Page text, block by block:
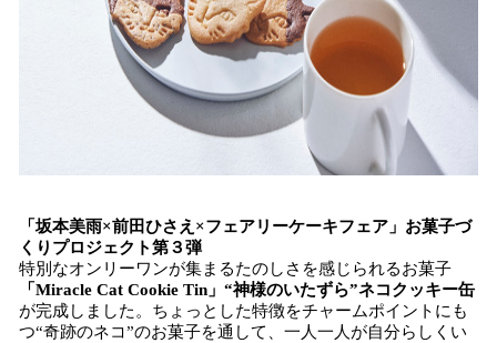
「坂本美雨×前田ひさえ×フェアリーケーキフェア」お菓子づ
くりプロジェクト第３弾
特別なオンリーワンが集まるたのしさを感じられるお菓子
「Miracle Cat Cookie Tin」“神様のいたずら”ネコクッキー缶
が完成しました。ちょっとした特徴をチャームポイントにも
つ“奇跡のネコ”のお菓子を通して、一人一人が自分らしくい